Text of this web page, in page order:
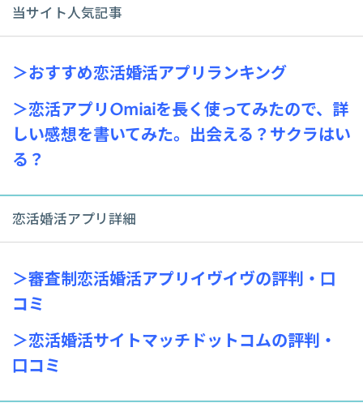
当サイト人気記事
＞おすすめ恋活婚活アプリランキング
＞恋活アプリOmiaiを長く使ってみたので、詳
しい感想を書いてみた。出会える？サクラはい
る？
恋活婚活アプリ詳細
＞審査制恋活婚活アプリイヴイヴの評判・口
コミ
＞恋活婚活サイトマッチドットコムの評判・
口コミ